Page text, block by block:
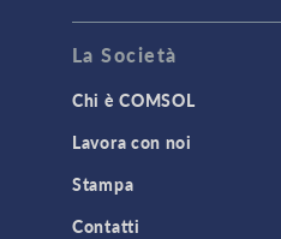
La Società
Chi è COMSOL
Lavora con noi
Stampa
Contatti